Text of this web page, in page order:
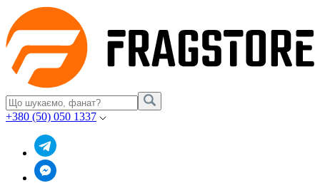
+380 (50) 050 1337